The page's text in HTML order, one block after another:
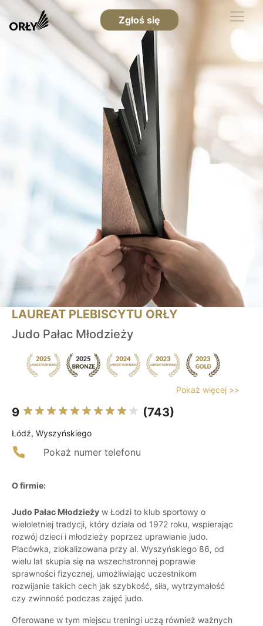
Zgłoś się
LAUREAT PLEBISCYTU ORŁY
Judo Pałac Młodzieży
Pokaż więcej >>
9 (743)
Łódź, Wyszyńskiego
Pokaż numer telefonu
O firmie:
Judo Pałac Młodzieży w Łodzi to klub sportowy o
wieloletniej tradycji, który działa od 1972 roku, wspierając
rozwój dzieci i młodzieży poprzez uprawianie judo.
Placówka, zlokalizowana przy al. Wyszyńskiego 86, od
wielu lat skupia się na wszechstronnej poprawie
sprawności fizycznej, umożliwiając uczestnikom
rozwijanie takich cech jak szybkość, siła, wytrzymałość
czy zwinność podczas zajęć judo.
Oferowane w tym miejscu treningi uczą również ważnych